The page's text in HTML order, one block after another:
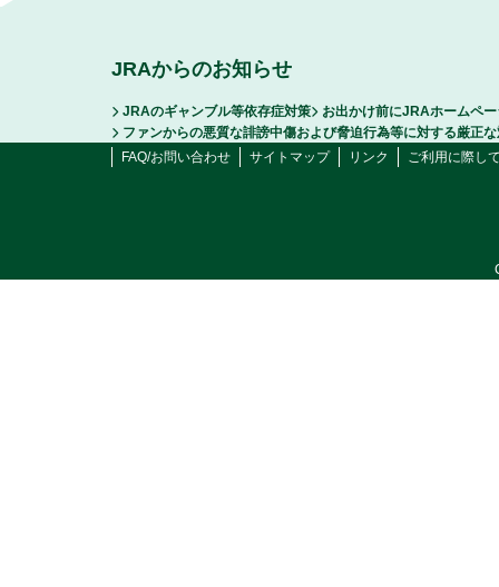
JRAからのお知らせ
JRAのギャンブル等依存症対策
お出かけ前にJRAホームペ
ファンからの悪質な誹謗中傷および脅迫行為等に対する厳正
FAQ/お問い合わせ
サイトマップ リンク ご利用に際し